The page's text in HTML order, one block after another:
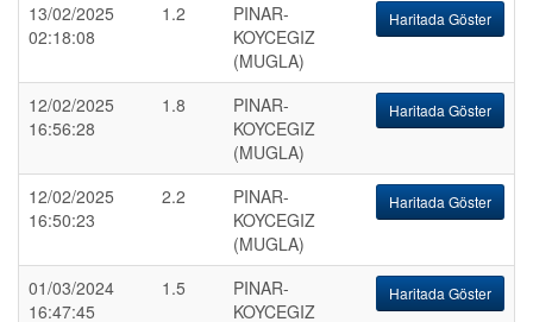
13/02/2025
02:18:08
1.2
PINAR-
KOYCEGIZ
(MUGLA)
Haritada Göster
12/02/2025
16:56:28
1.8
PINAR-
KOYCEGIZ
(MUGLA)
Haritada Göster
12/02/2025
16:50:23
2.2
PINAR-
KOYCEGIZ
(MUGLA)
Haritada Göster
01/03/2024
16:47:45
1.5
PINAR-
KOYCEGIZ
Haritada Göster